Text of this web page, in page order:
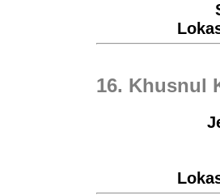
16. Khusnul